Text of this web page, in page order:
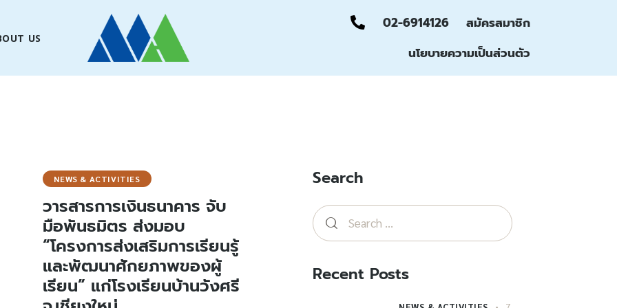
US
02-6914126
สมัครสมาชิก
นโยบายความเป็นส่วนตัว
NEWS & ACTIVITIES
วารสารการเงินธนาคาร จับ
มือพันธมิตร ส่งมอบ
“โครงการส่งเสริมการเรียนรู้
และพัฒนาศักยภาพของผู้
เรียน” แก่โรงเรียนบ้านวังศรี
Search
Recent Posts